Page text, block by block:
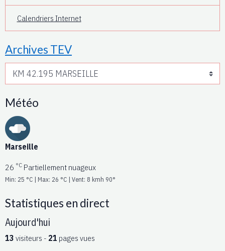
Calendriers Internet
Archives TEV
Météo
Marseille
26 °C Partiellement nuageux
Min: 25 °C | Max: 26 °C | Vent: 8 kmh 90°
Statistiques en direct
Aujourd'hui
13 visiteurs - 21 pages vues